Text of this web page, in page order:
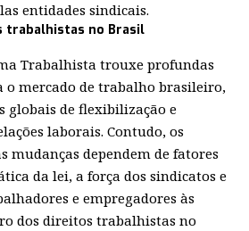
entidades sindicais.
trabalhistas no Brasil
Trabalhista trouxe profundas
o mercado de trabalho brasileiro,
globais de flexibilização e
laborais. Contudo, os
mudanças dependem de fatores
da lei, a força dos sindicatos e
e empregadores às
dos direitos trabalhistas no